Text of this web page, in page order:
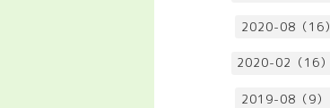
2020-08（16）
2020-02（16）
2019-08（9）